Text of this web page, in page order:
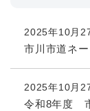
2025年10月
市川市道ネ
2025年10月
令和8年度